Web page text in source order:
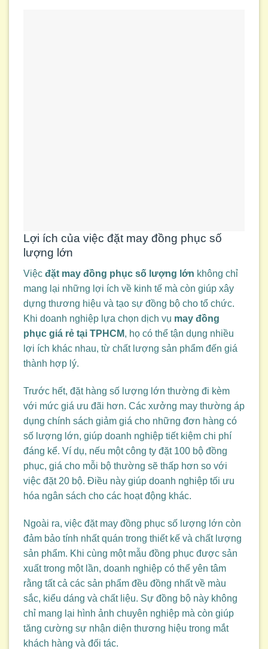
Lợi ích của việc đặt may đồng phục số
lượng lớn
Việc đặt may đồng phục số lượng lớn không chỉ
mang lại những lợi ích về kinh tế mà còn giúp xây
dựng thương hiệu và tạo sự đồng bộ cho tổ chức.
Khi doanh nghiệp lựa chọn dịch vụ may đồng
phục giá rẻ tại TPHCM, họ có thể tận dụng nhiều
lợi ích khác nhau, từ chất lượng sản phẩm đến giá
thành hợp lý.
Trước hết, đặt hàng số lượng lớn thường đi kèm
với mức giá ưu đãi hơn. Các xưởng may thường áp
dụng chính sách giảm giá cho những đơn hàng có
số lượng lớn, giúp doanh nghiệp tiết kiệm chi phí
đáng kể. Ví dụ, nếu một công ty đặt 100 bộ đồng
phục, giá cho mỗi bộ thường sẽ thấp hơn so với
việc đặt 20 bộ. Điều này giúp doanh nghiệp tối ưu
hóa ngân sách cho các hoạt động khác.
Ngoài ra, việc đặt may đồng phục số lượng lớn còn
đảm bảo tính nhất quán trong thiết kế và chất lượng
sản phẩm. Khi cùng một mẫu đồng phục được sản
xuất trong một lần, doanh nghiệp có thể yên tâm
rằng tất cả các sản phẩm đều đồng nhất về màu
sắc, kiểu dáng và chất liệu. Sự đồng bộ này không
chỉ mang lại hình ảnh chuyên nghiệp mà còn giúp
tăng cường sự nhận diện thương hiệu trong mắt
khách hàng và đối tác.